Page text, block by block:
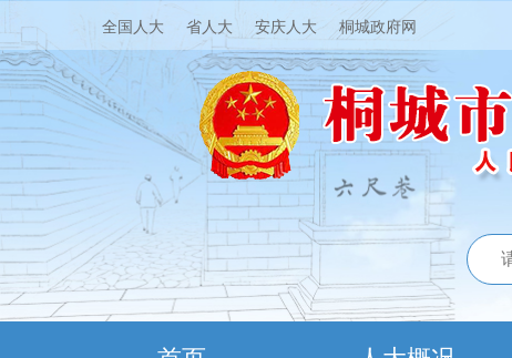
全国人大 省人大 安庆人大 桐城政府网